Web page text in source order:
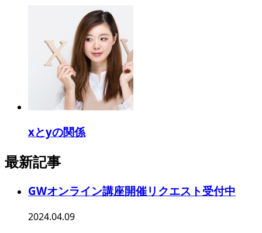
xとyの関係
最新記事
GWオンライン講座開催リクエスト受付中
2024.04.09